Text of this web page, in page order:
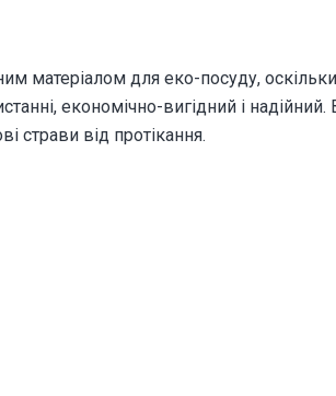
матеріалом для еко-посуду,
економічно-вигідний і надійний.
страви від протікання.